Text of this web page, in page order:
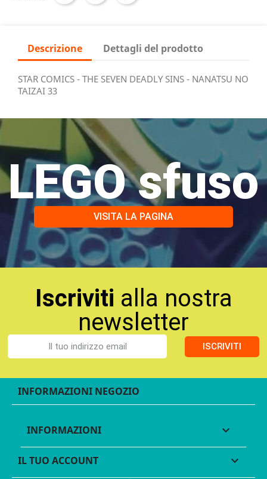
Descrizione Dettagli del prodotto
STAR COMICS - THE SEVEN DEADLY SINS - NANATSU NO
TAIZAI 33
LEGO sfuso
VISITA LA PAGINA
Iscriviti alla nostra
newsletter
ISCRIVITI
INFORMAZIONI NEGOZIO
INFORMAZIONI 
IL TUO ACCOUNT 